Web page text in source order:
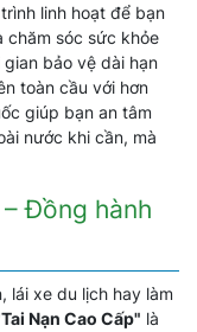
linh hoạt để bạn
chăm sóc sức khỏe
bảo vệ dài hạn
toàn cầu với hơn
giúp bạn an tâm
nước khi cần, mà
Đồng hành
lái xe du lịch hay làm
Nạn Cao Cấp" là